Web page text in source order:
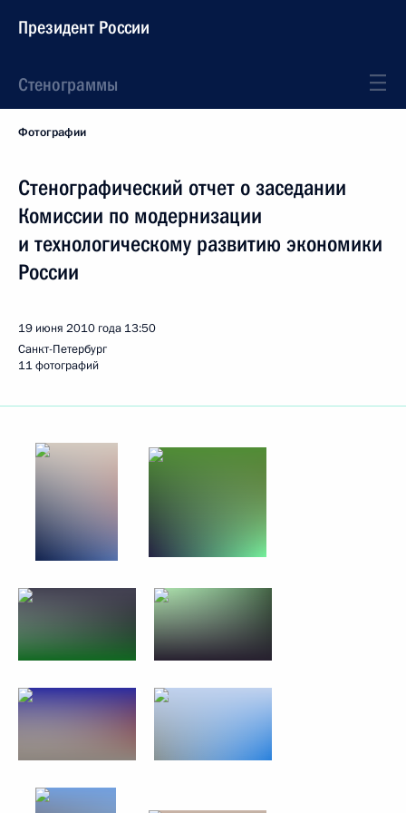
Президент России
Стенограммы
Фотографии
Стенографический отчет о заседании
Комиссии по модернизации
и технологическому развитию экономики
России
19 июня 2010 года 13:50
Санкт-Петербург
11 фотографий